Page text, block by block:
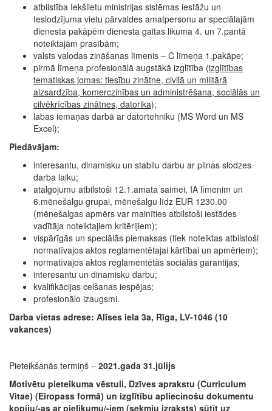
atbilstība Iekšlietu ministrijas sistēmas iestāžu un
Ieslodzījuma vietu pārvaldes amatpersonu ar speciālajām
dienesta pakāpēm dienesta gaitas likuma 4. un 7.pantā
noteiktajām prasībām;
valsts valodas zināšanas līmenis – C līmeņa 1.pakāpe;
pirmā līmeņa profesionālā augstākā izglītība (izglītības
tematiskas jomas: tiesību zinātne, civilā un militārā
aizsardzība, komerczinības un administrēšana, sociālās un
cilvēkrīcības zinātnes, datorika);
labas iemaņas darbā ar datortehniku (MS Word un MS
Excel);
Piedāvājam:
interesantu, dinamisku un stabilu darbu ar pilnas slodzes
darba laiku;
atalgojumu atbilstoši 12.1.amata saimei, IA līmenim un
6.mēnešalgu grupai, mēnešalgu līdz EUR 1230.00
(mēnešalgas apmērs var mainīties atbilstoši iestādes
vadītāja noteiktajiem kritērijiem);
vispārīgās un speciālās piemaksas (tiek noteiktas atbilstoši
normatīvajos aktos reglamentētajai kārtībai un apmēriem);
normatīvajos aktos reglamentētās sociālās garantijas;
interesantu un dinamisku darbu;
kvalifikācijas celšanas iespējas;
profesionālo izaugsmi.
Darba vietas adrese: Alīses iela 3a, Rīga, LV-1046 (10
vakances)
Pieteikšanās termiņš – 2021.gada 31.jūlijs
Motivētu pieteikuma vēstuli, Dzīves aprakstu (Curriculum
Vitae) (Eiropass formā) un izglītību apliecinošu dokumentu
kopiju/-as ar pielikumu/-iem (sekmju izraksts) sūtīt uz